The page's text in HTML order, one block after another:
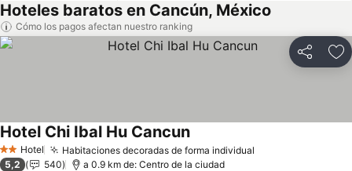
Hoteles baratos en Cancún, México
Cómo los pagos afectan nuestro ranking
Compartir
2 Estrellas
Hotel Habitaciones decoradas de forma individual
Hotel Chi Ibal Hu CancunVer precios
5,2 540 a 0.9 km de: Centro de la ciudad